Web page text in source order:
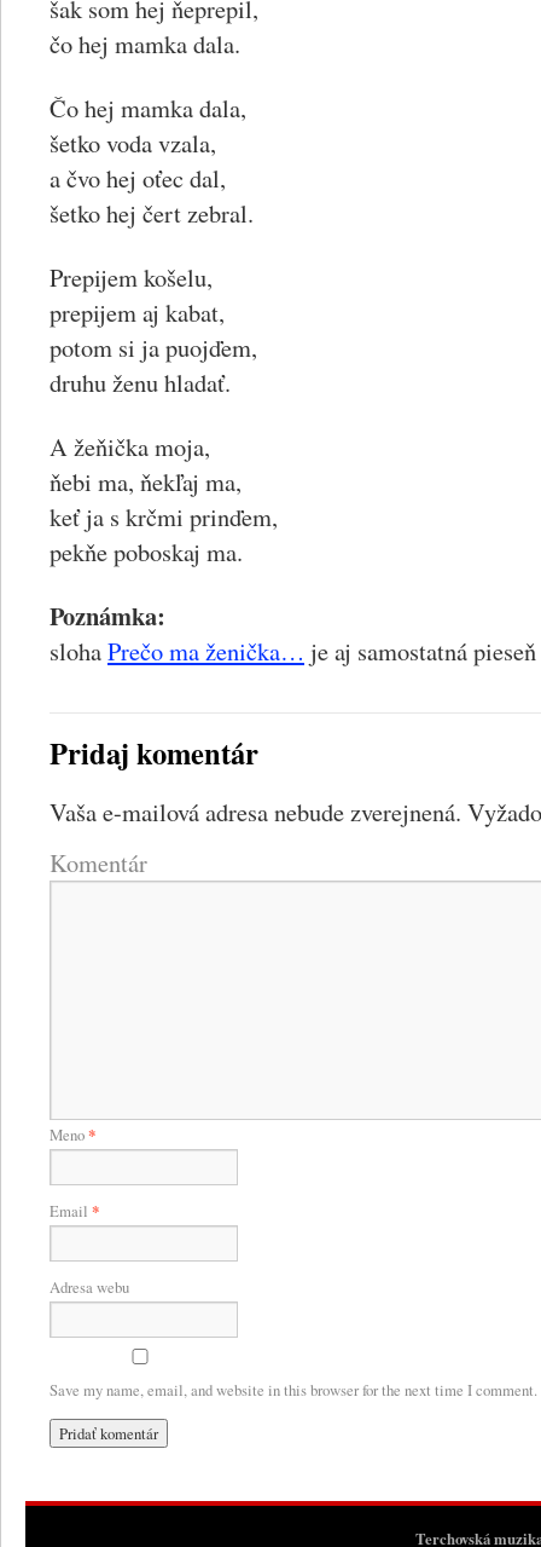
šak som hej ňeprepil,
čo hej mamka dala.
Čo hej mamka dala,
šetko voda vzala,
a čvo hej oťec dal,
šetko hej čert zebral.
Prepijem košelu,
prepijem aj kabat,
potom si ja puojďem,
druhu ženu hladať.
A žeňička moja,
ňebi ma, ňekľaj ma,
keť ja s krčmi prinďem,
pekňe poboskaj ma.
Poznámka:
slohaPrečo ma ženička… je aj samostatná pieseň
Pridaj komentár
Vaša e-mailová adresa nebude zverejnená.
Komentár
Meno*
Email *
Adresa webu
Save my name, email, and website in this browser for the next time I comment.
Terchovská